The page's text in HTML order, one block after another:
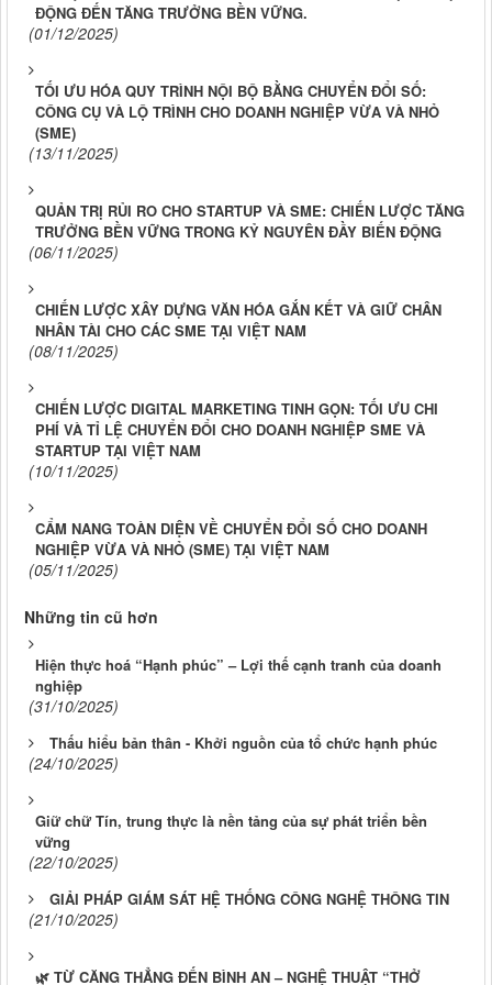
ĐỘNG ĐẾN TĂNG TRƯỞNG BỀN VỮNG.
(01/12/2025)
TỐI ƯU HÓA QUY TRÌNH NỘI BỘ BẰNG CHUYỂN ĐỔI SỐ:
CÔNG CỤ VÀ LỘ TRÌNH CHO DOANH NGHIỆP VỪA VÀ NHỎ
(SME)
(13/11/2025)
QUẢN TRỊ RỦI RO CHO STARTUP VÀ SME: CHIẾN LƯỢC TĂNG
TRƯỞNG BỀN VỮNG TRONG KỶ NGUYÊN ĐẦY BIẾN ĐỘNG
(06/11/2025)
CHIẾN LƯỢC XÂY DỰNG VĂN HÓA GẮN KẾT VÀ GIỮ CHÂN
NHÂN TÀI CHO CÁC SME TẠI VIỆT NAM
(08/11/2025)
CHIẾN LƯỢC DIGITAL MARKETING TINH GỌN: TỐI ƯU CHI
PHÍ VÀ TỈ LỆ CHUYỂN ĐỔI CHO DOANH NGHIỆP SME VÀ
STARTUP TẠI VIỆT NAM
(10/11/2025)
CẨM NANG TOÀN DIỆN VỀ CHUYỂN ĐỔI SỐ CHO DOANH
NGHIỆP VỪA VÀ NHỎ (SME) TẠI VIỆT NAM
(05/11/2025)
Những tin cũ hơn
Hiện thực hoá “Hạnh phúc” – Lợi thế cạnh tranh của doanh
nghiệp
(31/10/2025)
Thấu hiểu bản thân - Khởi nguồn của tổ chức hạnh phúc
(24/10/2025)
Giữ chữ Tín, trung thực là nền tảng của sự phát triển bền
vững
(22/10/2025)
GIẢI PHÁP GIÁM SÁT HỆ THỐNG CÔNG NGHỆ THÔNG TIN
(21/10/2025)
🌿 TỪ CĂNG THẲNG ĐẾN BÌNH AN – NGHỆ THUẬT “THỞ